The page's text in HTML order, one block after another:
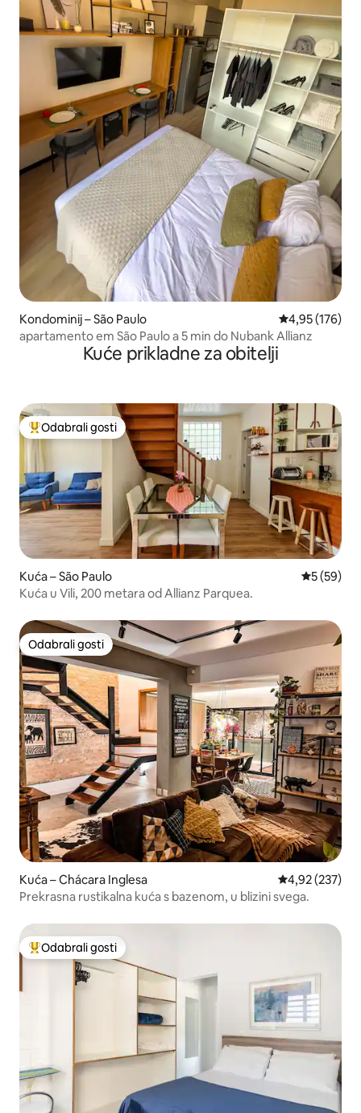
Kondominij – São Paulo Prosječna
4,95 (176)
apartamento em São Paulo a 5 min do Nubank Allianz
Kuće prikladne za obitelji
Među najviše rangiranima s oznakom „Odabrali gosti”
Odabrali gosti
Kuća – São Paulo Prosječna
5 (59)
Kuća u Vili, 200 metara od Allianz Parquea.
Odabrali gosti
Odabrali gosti
Kuća – Chácara Inglesa Prosječna
4,92 (237)
Prekrasna rustikalna kuća s bazenom, u blizini svega.
Među najviše rangiranima s oznakom „Odabrali gosti”
Odabrali gosti